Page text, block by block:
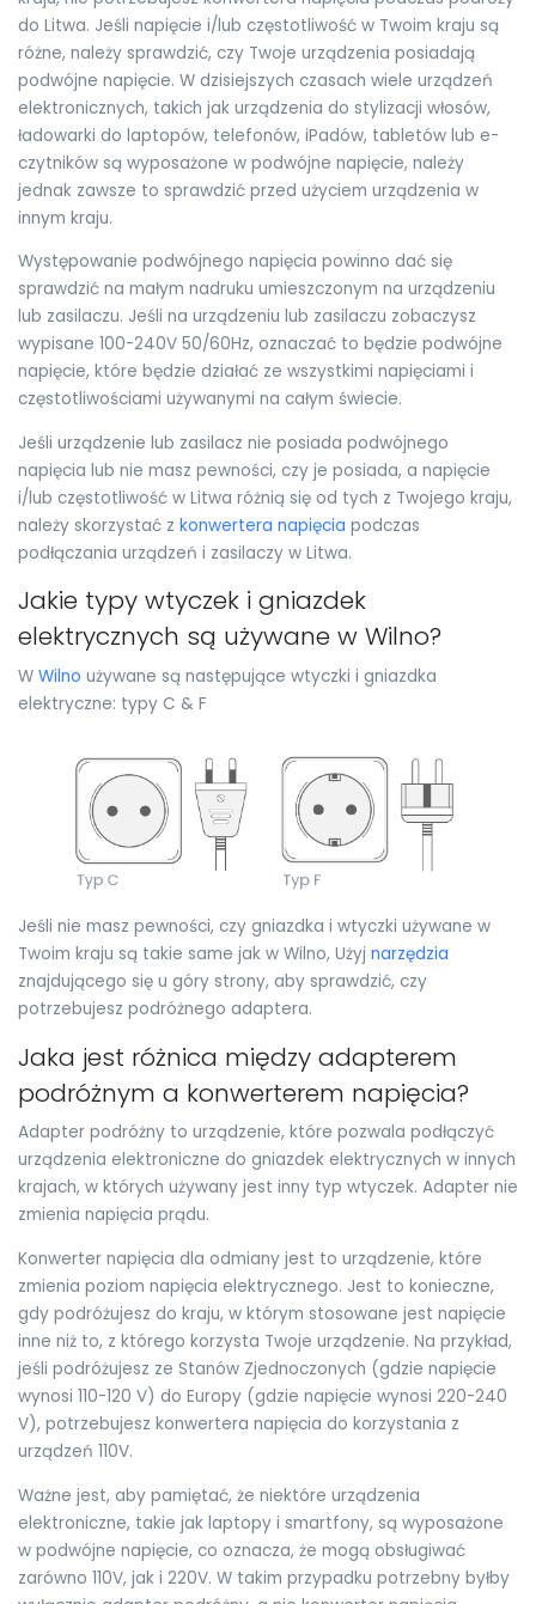
do Litwa. Jeśli napięcie i/lub częstotliwość w Twoim kraju są
różne, należy sprawdzić, czy Twoje urządzenia posiadają
podwójne napięcie. W dzisiejszych czasach wiele urządzeń
elektronicznych, takich jak urządzenia do stylizacji włosów,
ładowarki do laptopów, telefonów, iPadów, tabletów lub e-
czytników są wyposażone w podwójne napięcie, należy
jednak zawsze to sprawdzić przed użyciem urządzenia w
innym kraju.
Występowanie podwójnego napięcia powinno dać się
sprawdzić na małym nadruku umieszczonym na urządzeniu
lub zasilaczu. Jeśli na urządzeniu lub zasilaczu zobaczysz
wypisane 100-240V 50/60Hz, oznaczać to będzie podwójne
napięcie, które będzie działać ze wszystkimi napięciami i
częstotliwościami używanymi na całym świecie.
Jeśli urządzenie lub zasilacz nie posiada podwójnego
napięcia lub nie masz pewności, czy je posiada, a napięcie
i/lub częstotliwość w Litwa różnią się od tych z Twojego kraju,
należy skorzystać z konwertera napięcia podczas
podłączania urządzeń i zasilaczy w Litwa.
Jakie typy wtyczek i gniazdek
elektrycznych są używane w Wilno?
W Wilno używane są następujące wtyczki i gniazdka
elektryczne: typy C & F
Jeśli nie masz pewności, czy gniazdka i wtyczki używane w
Twoim kraju są takie same jak w Wilno, Użyj narzędzia
znajdującego się u góry strony, aby sprawdzić, czy
potrzebujesz podróżnego adaptera.
Jaka jest różnica między adapterem
podróżnym a konwerterem napięcia?
Adapter podróżny to urządzenie, które pozwala podłączyć
urządzenia elektroniczne do gniazdek elektrycznych w innych
krajach, w których używany jest inny typ wtyczek. Adapter nie
zmienia napięcia prądu.
Konwerter napięcia dla odmiany jest to urządzenie, które
zmienia poziom napięcia elektrycznego. Jest to konieczne,
gdy podróżujesz do kraju, w którym stosowane jest napięcie
inne niż to, z którego korzysta Twoje urządzenie. Na przykład,
jeśli podróżujesz ze Stanów Zjednoczonych (gdzie napięcie
wynosi 110-120 V) do Europy (gdzie napięcie wynosi 220-240
V), potrzebujesz konwertera napięcia do korzystania z
urządzeń 110V.
Ważne jest, aby pamiętać, że niektóre urządzenia
elektroniczne, takie jak laptopy i smartfony, są wyposażone
w podwójne napięcie, co oznacza, że mogą obsługiwać
zarówno 110V, jak i 220V. W takim przypadku potrzebny byłby